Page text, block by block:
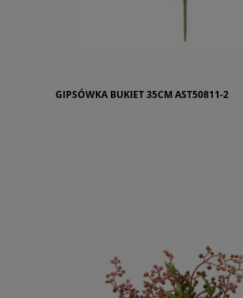
GIPSÓWKA BUKIET 35CM AST50811-2